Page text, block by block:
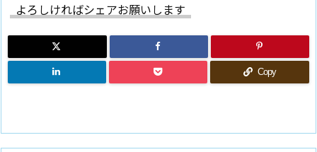
よろしければシェアお願いします
Copy